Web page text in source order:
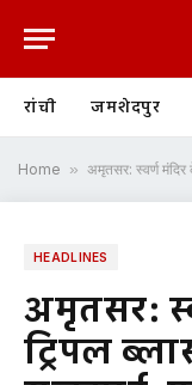
रांची जमशेदपुर
Home » अमृतसर: स्वर्ण मंदिर के
HEADLINES
अमृतसर:
ट्रिपल